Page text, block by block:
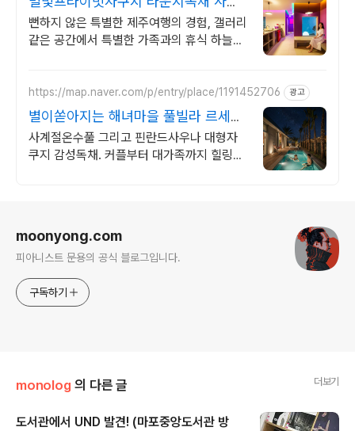
보다 더좋아요. 찐 리뷰
뻔하지 않은 특별한 제주여행의 경험, 갤러리
같은 공간에서 특별한 가족과의 휴식 하늘보
https://map.naver.com/p/entry/place/1191452706 광고
별이쏟아지는 해녀마을 풀빌라 르세라
핌도 다녀간 감성풀빌라
사계절온수풀 그리고 핀란드사우나 대형자
쿠지 감성독채. 커플부터 대가족까지 힐링숙
moonyong.com
피아니스트 문용의 공식 블로그입니다.
구독하기
monolog 의 다른 글 더보기
도서관에서 UND 발견! (마포중앙도서관 방